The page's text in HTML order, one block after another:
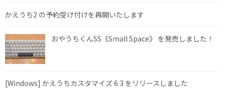
かえうち2 の予約受け付けを再開いたします
おやうちくんSS《Small Space》 を発売しました！
[Windows] かえうちカスタマイズ 6.3 をリリースしました